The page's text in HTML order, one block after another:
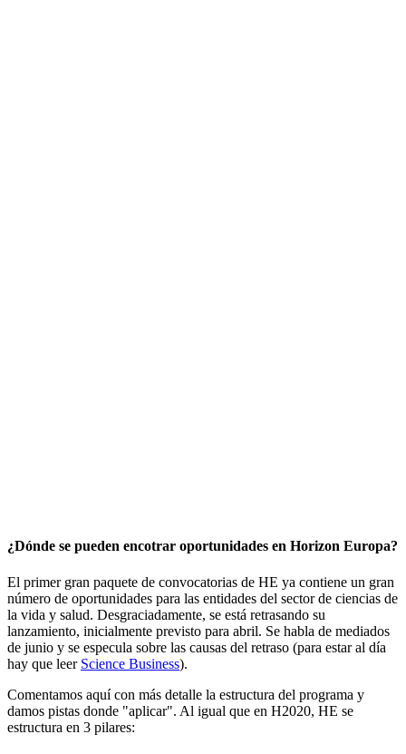
¿Dónde se pueden encotrar oportunidades en Horizon Europa?
El primer gran paquete de convocatorias de HE ya contiene un gran
número de oportunidades para las entidades del sector de ciencias de
la vida y salud. Desgraciadamente, se está retrasando su
lanzamiento, inicialmente previsto para abril. Se habla de mediados
de junio y se especula sobre las causas del retraso (para estar al día
hay que leer Science Business).
Comentamos aquí con más detalle la estructura del programa y
damos pistas donde "aplicar". Al igual que en H2020, HE se
estructura en 3 pilares: